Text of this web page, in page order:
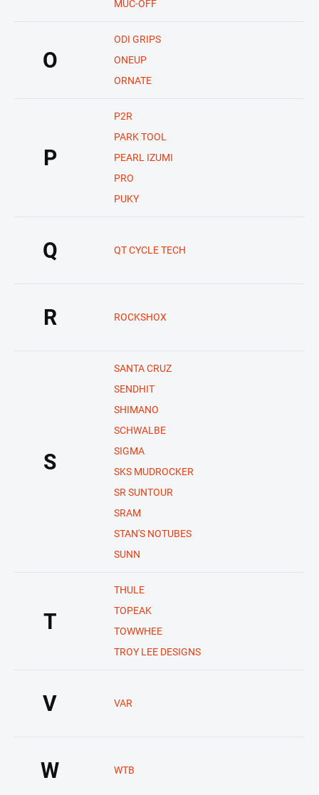
MUC-OFF
O
ODI GRIPS
ONEUP
ORNATE
P
P2R
PARK TOOL
PEARL IZUMI
PRO
PUKY
Q QT CYCLE TECH
R ROCKSHOX
S
SANTA CRUZ
SENDHIT
SHIMANO
SCHWALBE
SIGMA
SKS MUDROCKER
SR SUNTOUR
SRAM
STAN'S NOTUBES
SUNN
T
THULE
TOPEAK
TOWWHEE
TROY LEE DESIGNS
V VAR
W WTB